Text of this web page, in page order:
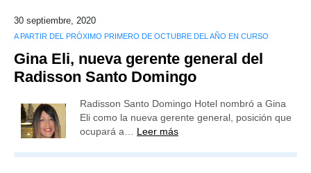
30 septiembre, 2020
A PARTIR DEL PRÓXIMO PRIMERO DE OCTUBRE DEL AÑO EN CURSO
Gina Eli, nueva gerente general del
Radisson Santo Domingo
Radisson Santo Domingo Hotel nombró a Gina
Eli como la nueva gerente general, posición que
ocupará a… Leer más